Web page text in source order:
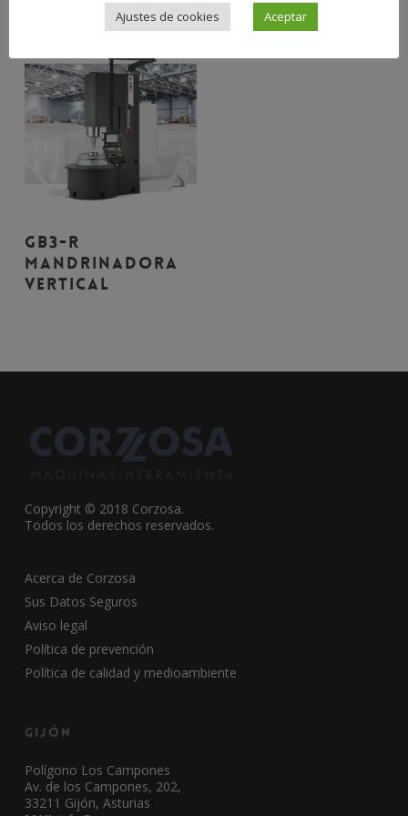
Leer Más
GB3-R
MANDRINADORA
VERTICAL
Copyright © 2018 Corzosa.
Todos los derechos reservados.
Acerca de Corzosa
Sus Datos Seguros
Aviso legal
Política de prevención
Política de calidad y medioambiente
Gijón
Polígono Los Campones
Av. de los Campones, 202,
33211 Gijón, Asturias
Ajustes de cookies Aceptar